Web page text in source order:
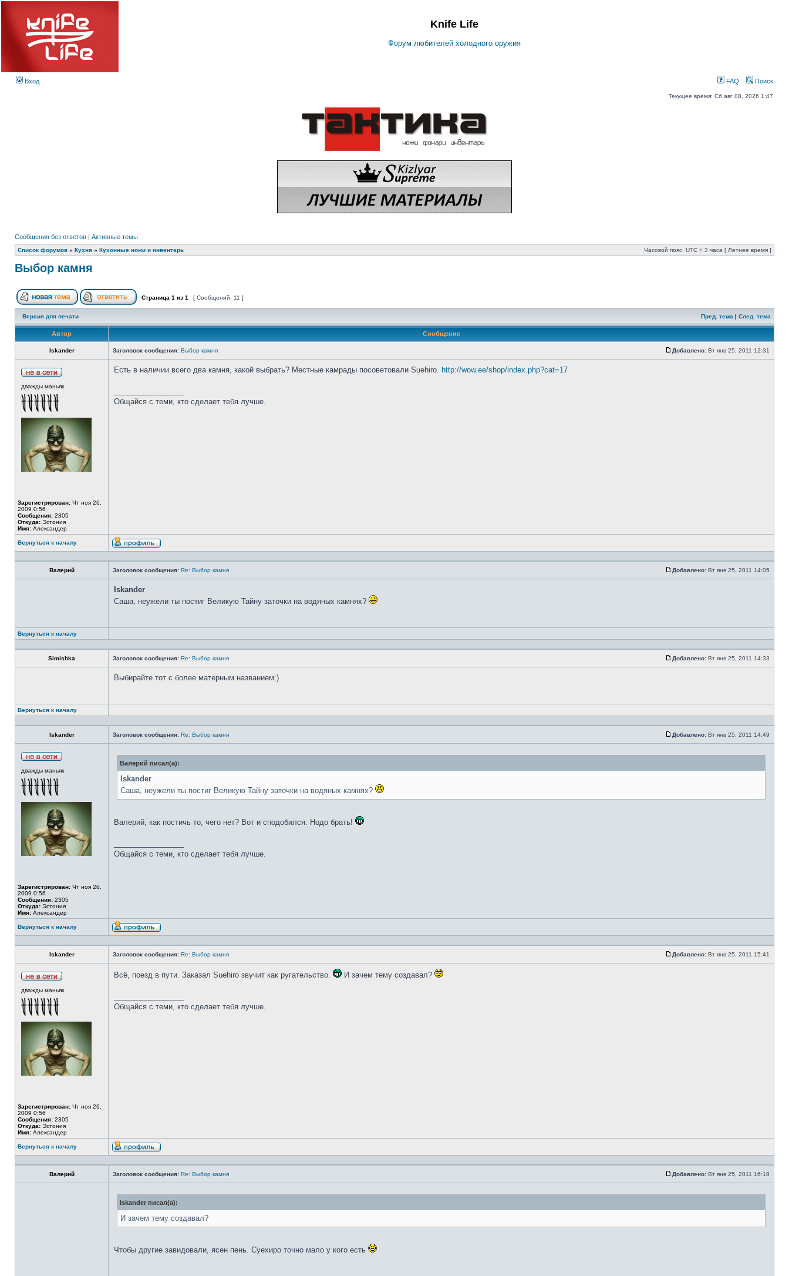
Knife Life
Форум любителей холодного оружия
Вход FAQ Поиск
Текущее время: Сб авг 08, 2026 1:47
Сообщения без ответов | Активные темы
Список форумов » Кухня » Кухонные ножи и инвентарь Часовой пояс: UTC + 3 часа [ Летнее время ]
Выбор камня
Страница 1 из 1 [ Сообщений: 11 ]
Версия для печати Пред. тема | След. тема
Автор Сообщение
Iskander Заголовок сообщения: Выбор камня Добавлено: Вт янв 25, 2011 12:31
дважды маньяк
Зарегистрирован: Чт ноя 26,
2009 0:56
Сообщения: 2305
Откуда: Эстония
Имя: Александер
Есть в наличии всего два камня, какой выбрать? Местные камрады посоветовали Suehiro. http://wow.ee/shop/index.php?cat=17
Общайся с теми, кто сделает тебя лучше.
Вернуться к началу
Валерий Заголовок сообщения: Re: Выбор камня Добавлено: Вт янв 25, 2011 14:05
Iskander
Саша, неужели ты постиг Великую Тайну заточки на водяных камнях?
Вернуться к началу
Simishka Заголовок сообщения: Re: Выбор камня Добавлено: Вт янв 25, 2011 14:33
Выбирайте тот с более матерным названием:)
Вернуться к началу
Iskander Заголовок сообщения: Re: Выбор камня Добавлено: Вт янв 25, 2011 14:49
дважды маньяк
Зарегистрирован: Чт ноя 26,
2009 0:56
Сообщения: 2305
Откуда: Эстония
Имя: Александер
Валерий писал(а):
Iskander
Саша, неужели ты постиг Великую Тайну заточки на водяных камнях?
Валерий, как постичь то, чего нет? Вот и сподобился. Нодо брать!
Общайся с теми, кто сделает тебя лучше.
Вернуться к началу
Iskander Заголовок сообщения: Re: Выбор камня Добавлено: Вт янв 25, 2011 15:41
дважды маньяк
Зарегистрирован: Чт ноя 26,
2009 0:56
Сообщения: 2305
Откуда: Эстония
Имя: Александер
Всё, поезд в пути. Заказал Suehiro звучит как ругательство. И зачем тему создавал?
Общайся с теми, кто сделает тебя лучше.
Вернуться к началу
Валерий Заголовок сообщения: Re: Выбор камня Добавлено: Вт янв 25, 2011 16:18
Iskander писал(а):
И зачем тему создавал?
Чтобы другие завидовали, ясен пень. Суехиро точно мало у кого есть